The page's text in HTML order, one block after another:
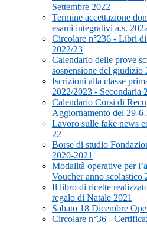
Settembre 2022
Termine accettazione
esami integrativi a.s.
Circolare n°236 - Libri
2022/23
Calendario delle prove
sospensione del giudizio
Iscrizioni alla classe
2022/2023 - Secondaria
Calendario Corsi di
Aggiornamento del 29-
Lavoro sulle fake news
22
Borse di studio
2020-2021
Modalità operative per
Voucher anno scolastico
Il libro di ricette
regalo di Natale 2021
Sabato 18 Dicembre
Circolare n°36 -